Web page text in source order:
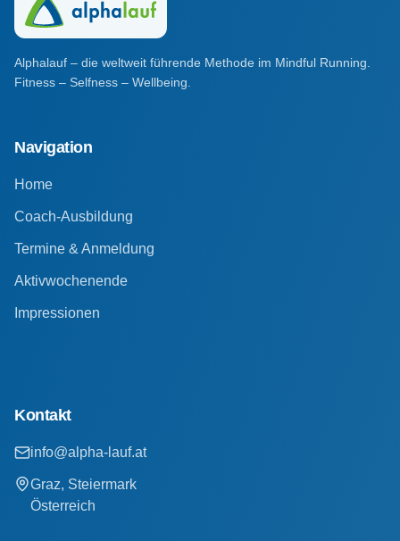
Alphalauf – die weltweit führende Methode im Mindful Running.
Fitness – Selfness – Wellbeing.
Navigation
Home
Coach-Ausbildung
Termine & Anmeldung
Aktivwochenende
Impressionen
Kontakt
info@alpha-lauf.at
Graz, Steiermark
Österreich